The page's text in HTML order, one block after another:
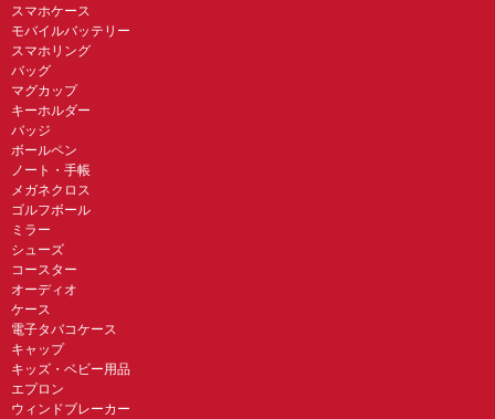
スマホケース
モバイルバッテリー
スマホリング
バッグ
マグカップ
キーホルダー
バッジ
ボールペン
ノート・手帳
メガネクロス
ゴルフボール
ミラー
シューズ
コースター
オーディオ
ケース
電子タバコケース
キャップ
キッズ・ベビー用品
エプロン
ウィンドブレーカー